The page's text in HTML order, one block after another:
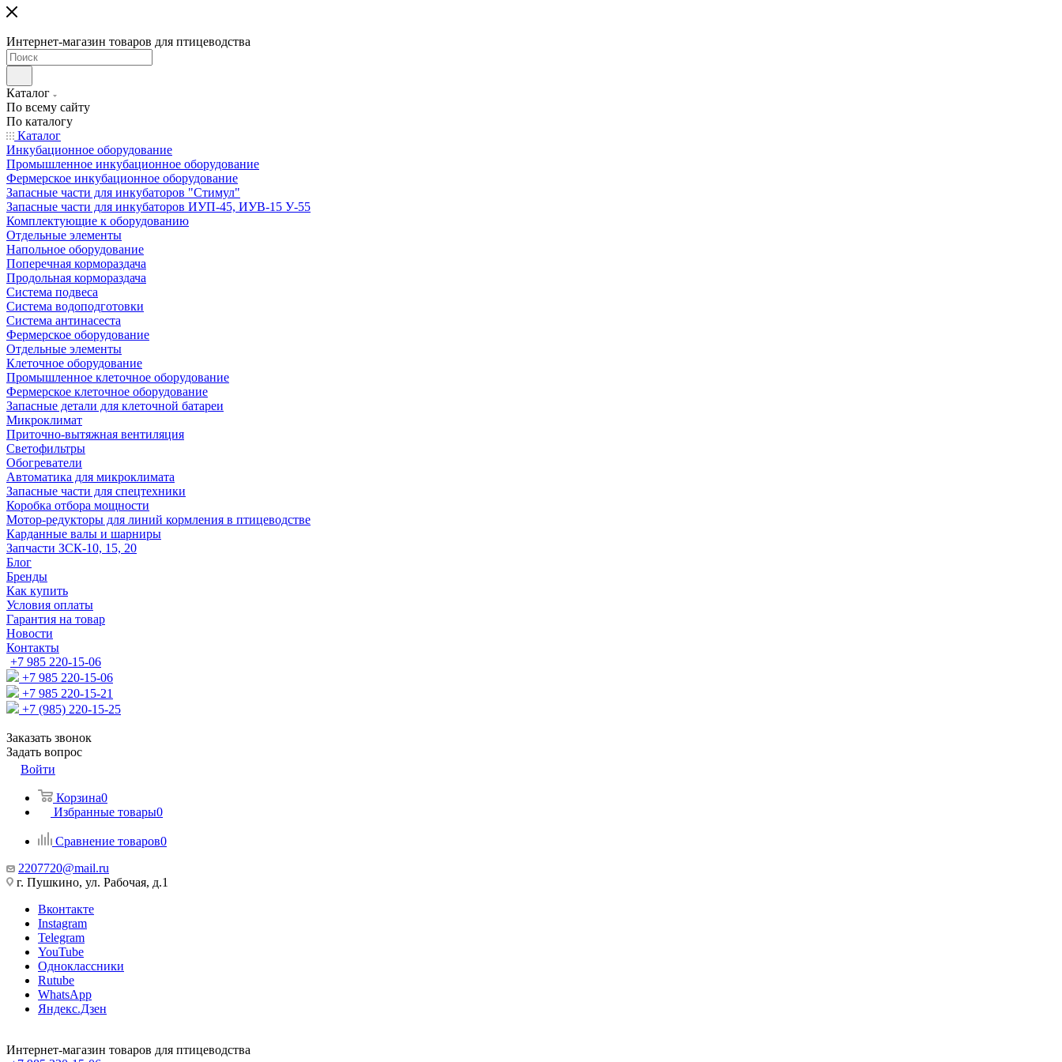
Интернет-магазин товаров для птицеводства
Каталог
По всему сайту
По каталогу
Каталог
Инкубационное оборудование
Промышленное инкубационное оборудование
Фермерское инкубационное оборудование
Запасные части для инкубаторов "Стимул"
Запасные части для инкубаторов ИУП-45, ИУВ-15 У-55
Комплектующие к оборудованию
Отдельные элементы
Напольное оборудование
Поперечная кормораздача
Продольная кормораздача
Система подвеса
Система водоподготовки
Система антинасеста
Фермерское оборудование
Отдельные элементы
Клеточное оборудование
Промышленное клеточное оборудование
Фермерское клеточное оборудование
Запасные детали для клеточной батареи
Микроклимат
Приточно-вытяжная вентиляция
Светофильтры
Обогреватели
Автоматика для микроклимата
Запасные части для спецтехники
Коробка отбора мощности
Мотор-редукторы для линий кормления в птицеводстве
Карданные валы и шарниры
Запчасти ЗСК-10, 15, 20
Блог
Бренды
Как купить
Условия оплаты
Гарантия на товар
Новости
Контакты
+7 985 220-15-06
+7 985 220-15-06
+7 985 220-15-21
+7 (985) 220-15-25
Заказать звонок
Задать вопрос
Войти
Корзина0
Избранные товары0
Сравнение товаров0
2207720@mail.ru
г. Пушкино, ул. Рабочая, д.1
Вконтакте
Instagram
Telegram
YouTube
Одноклассники
Rutube
WhatsApp
Яндекс.Дзен
Интернет-магазин товаров для птицеводства